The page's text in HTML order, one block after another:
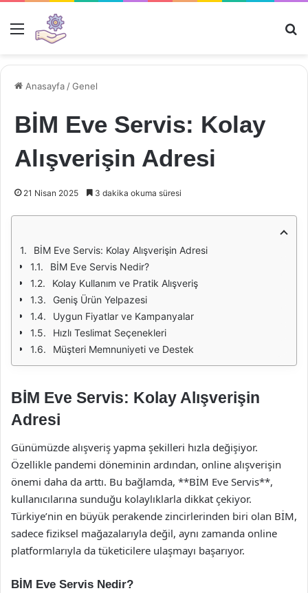
Menü
Anasayfa /Genel
BİM Eve Servis: Kolay
Alışverişin Adresi
21 Nisan 2025 3 dakika okuma süresi
BİM Eve Servis: Kolay Alışverişin Adresi
BİM Eve Servis Nedir?
Kolay Kullanım ve Pratik Alışveriş
Geniş Ürün Yelpazesi
Uygun Fiyatlar ve Kampanyalar
Hızlı Teslimat Seçenekleri
Müşteri Memnuniyeti ve Destek
BİM Eve Servis: Kolay Alışverişin
Adresi
Günümüzde alışveriş yapma şekilleri hızla değişiyor.
Özellikle pandemi döneminin ardından, online alışverişin
önemi daha da arttı. Bu bağlamda, **BİM Eve Servis**,
kullanıcılarına sunduğu kolaylıklarla dikkat çekiyor.
Türkiye’nin en büyük perakende zincirlerinden biri olan BİM,
sadece fiziksel mağazalarıyla değil, aynı zamanda online
platformlarıyla da tüketicilere ulaşmayı başarıyor.
BİM Eve Servis Nedir?